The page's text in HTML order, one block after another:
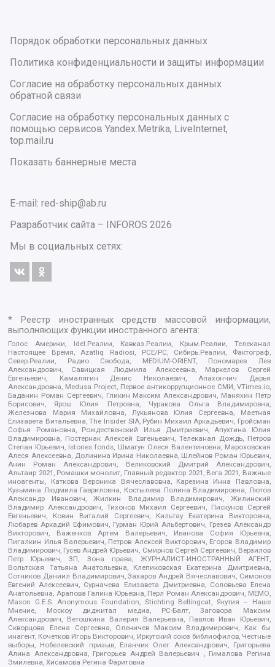
Порядок обработки персональных данных
Политика конфиденциальности и защиты информации
Согласие на обработку персональных данных
обратной связи
Согласие на обработку персональных данных с
помощью сервисов Yandex.Metrika, LiveInternet,
top.mail.ru
Показать баннерные места
E-mail: red-ship@ab.ru
Разработчик сайта –
INFOROS 2026
Мы в социальных сетях:
* Реестр иностранных средств массовой информации,
выполняющих функции иностранного агента:
Голос Америки, Idel.Реалии, Кавказ.Реалии, Крым.Реалии, Телеканал
Настоящее Время, Azatliq Radiosi, PCE/PC, Сибирь.Реалии, Фактограф,
Север.Реалии, Радио Свобода, MEDIUM-ORIENT, Пономарев Лев
Александрович, Савицкая Людмила Алексеевна, Маркелов Сергей
Евгеньевич, Камалягин Денис Николаевич, Апахончич Дарья
Александровна, Medusa Project, Первое антикоррупционное СМИ, VTimes.io,
Баданин Роман Сергеевич, Гликин Максим Александрович, Маняхин Петр
Борисович, Ярош Юлия Петровна, Чуракова Ольга Владимировна,
Железнова Мария Михайловна, Лукьянова Юлия Сергеевна, Маетная
Елизавета Витальевна, The Insider SIA, Рубин Михаил Аркадьевич, Гройсман
Софья Романовна, Рождественский Илья Дмитриевич, Апухтина Юлия
Владимировна, Постернак Алексей Евгеньевич, Телеканал Дождь, Петров
Степан Юрьевич, Istories fonds, Шмагун Олеся Валентиновна, Мароховская
Алеся Алексеевна, Долинина Ирина Николаевна, Шлейнов Роман Юрьевич,
Анин Роман Александрович, Великовский Дмитрий Александрович,
Альтаир 2021, Ромашки монолит, Главный редактор 2021, Вега 2021, Важные
иноагенты, Каткова Вероника Вячеславовна, Карезина Инна Павловна,
Кузьмина Людмила Гавриловна, Костылева Полина Владимировна, Лютов
Александр Иванович, Жилкин Владимир Владимирович, Жилинский
Владимир Александрович, Тихонов Михаил Сергеевич, Пискунов Сергей
Евгеньевич, Ковин Виталий Сергеевич, Кильтау Екатерина Викторовна,
Любарев Аркадий Ефимович, Гурман Юрий Альбертович, Грезев Александр
Викторович, Важенков Артем Валерьевич, Иванова София Юрьевна,
Пигалкин Илья Валерьевич, Петров Алексей Викторович, Егоров Владимир
Владимирович, Гусев Андрей Юрьевич, Смирнов Сергей Сергеевич, Верзилов
Петр Юрьевич, ЗП, Зона права, ЖУРНАЛИСТ-ИНОСТРАННЫЙ АГЕНТ,
Вольтская Татьяна Анатольевна, Клепиковская Екатерина Дмитриевна,
Сотников Даниил Владимирович, Захаров Андрей Вячеславович, Симонов
Евгений Алексеевич, Сурначева Елизавета Дмитриевна, Соловьева Елена
Анатольевна, Арапова Галина Юрьевна, Перл Роман Александрович, МЕМО,
Mason G.E.S. Anonymous Foundation, Stichting Bellingcat, Якутия – Наше
Мнение, Москоу диджитал медиа, РС-Балт, Заговора Максим
Александрович, Ветошкина Валерия Валерьевна, Павлов Иван Юрьевич,
Скворцова Елена Сергеевна, Оленичев Максим Владимирович, Как бы
инагент, Кочетков Игорь Викторович, Иркутский союз библиофилов, Честные
выборы, Нобелевский призыв, Еланчик Олег Александрович, Григорьева
Алина Александровна, Григорьев Андрей Валерьевич , Гималова Регина
Эмилевна, Хисамова Регина Фаритовна